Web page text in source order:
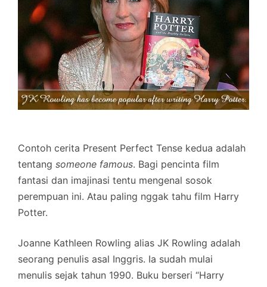
Contoh cerita Present Perfect Tense kedua adalah
tentang someone famous. Bagi pencinta film
fantasi dan imajinasi tentu mengenal sosok
perempuan ini. Atau paling nggak tahu film Harry
Potter.
Joanne Kathleen Rowling alias JK Rowling adalah
seorang penulis asal Inggris. Ia sudah mulai
menulis sejak tahun 1990. Buku berseri “Harry